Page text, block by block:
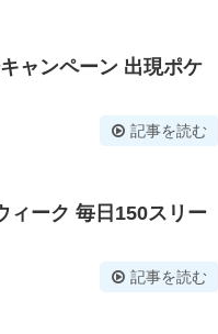
ャンペーン 出現ポケ
記事を読む
ィーク 毎日150スリー
記事を読む